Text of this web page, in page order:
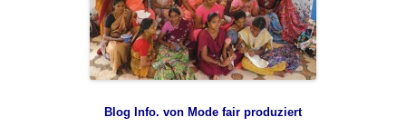
Blog Info. von Mode fair produziert